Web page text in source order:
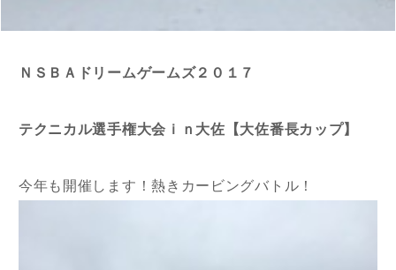
ＮＳＢＡドリームゲームズ２０１７
テクニカル選手権大会ｉｎ大佐【大佐番長カップ】
今年も開催します！熱きカービングバトル！